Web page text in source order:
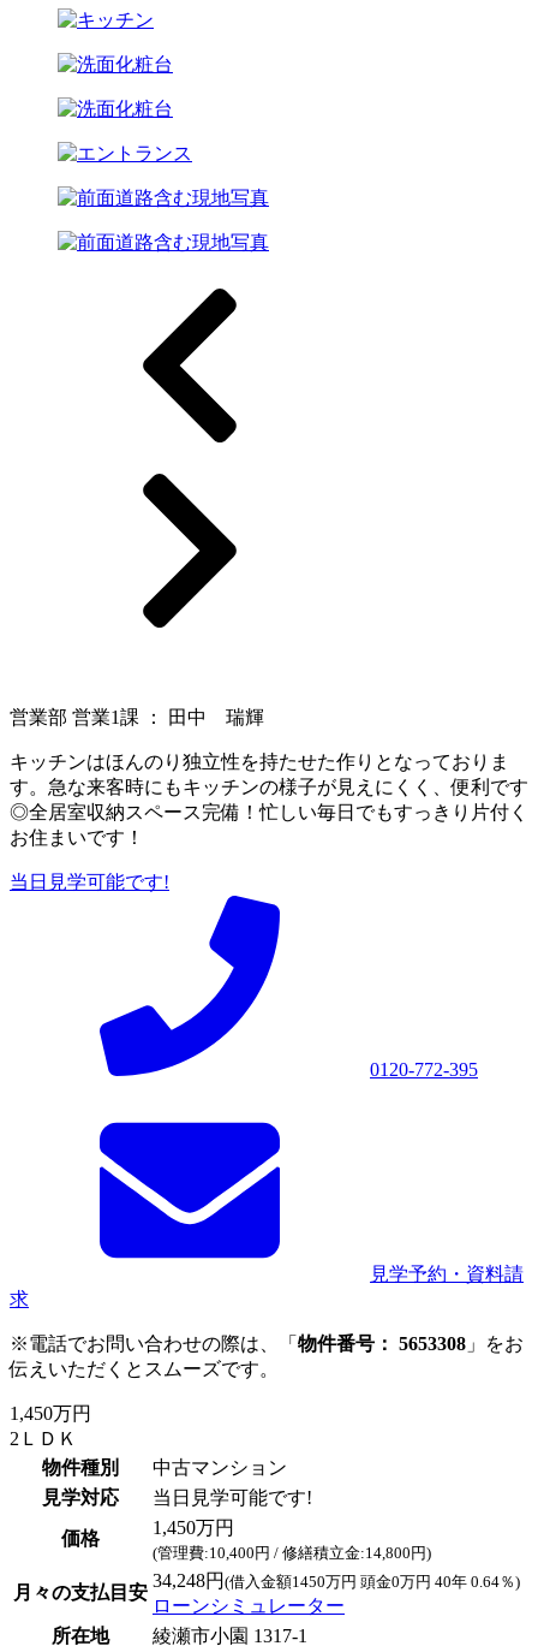
営業部 営業1課 ： 田中 瑞輝
キッチンはほんのり独立性を持たせた作りとなっておりま
す。急な来客時にもキッチンの様子が見えにくく、便利です
◎全居室収納スペース完備！忙しい毎日でもすっきり片付く
お住まいです！
当日見学可能です!
0120-772-395
見学予約・資料請
求
※電話でお問い合わせの際は、「 物件番号： 5653308 」をお
伝えいただくとスムーズです。
1,450万円
2ＬＤＫ
物件種別
中古マンション
見学対応
当日見学可能です!
価格
1,450万円
(管理費:10,400円 / 修繕積立金:14,800円)
月々の支払目安
34,248円 (借入金額1450万円 頭金0万円 40年 0.64％)
ローンシミュレーター
所在地
綾瀬市小園 1317-1